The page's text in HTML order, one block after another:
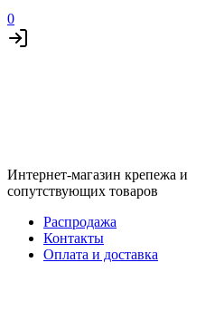
0
Интернет-магазин крепежа и
сопутствующих товаров
Распродажа
Контакты
Оплата и доставка